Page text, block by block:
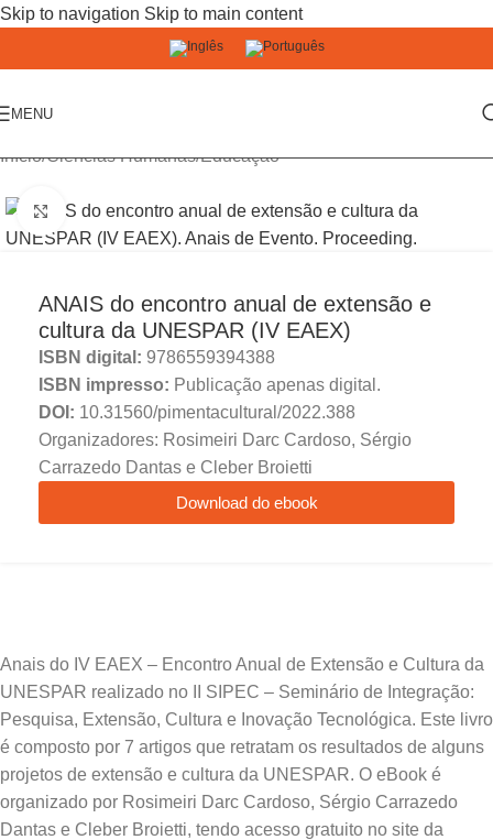
Skip to navigation Skip to main content
MENU
Início/Ciências Humanas/Educação
Click to enlarge
ANAIS do encontro anual de extensão e
cultura da UNESPAR (IV EAEX)
ISBN digital: 9786559394388
ISBN impresso: Publicação apenas digital.
DOI: 10.31560/pimentacultural/2022.388
Organizadores: Rosimeiri Darc Cardoso, Sérgio
Carrazedo Dantas e Cleber Broietti
Download do ebook
Anais do IV EAEX – Encontro Anual de Extensão e Cultura da
UNESPAR realizado no II SIPEC – Seminário de Integração:
Pesquisa, Extensão, Cultura e Inovação Tecnológica. Este livro
é composto por 7 artigos que retratam os resultados de alguns
projetos de extensão e cultura da UNESPAR. O eBook é
organizado por Rosimeiri Darc Cardoso, Sérgio Carrazedo
Dantas e Cleber Broietti, tendo acesso gratuito no site da